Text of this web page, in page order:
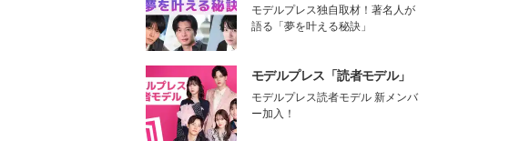
モデルプレス独自取材！著名人が
語る「夢を叶える秘訣」
モデルプレス「読者モデル」
モデルプレス読者モデル 新メンバ
ー加入！